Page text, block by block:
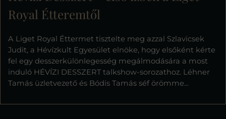
Royal Étteremtől
A Liget Royal Éttermet tisztelte meg azzal Szlavicsek
Judit, a Hévízkult Egyesület elnöke, hogy elsőként kérte
fel egy desszerkülönlegesség megálmodására a most
induló HÉVÍZI DESSZERT talkshow-sorozathoz. Léhner
Tamás üzletvezető és Bódis Tamás séf örömme...